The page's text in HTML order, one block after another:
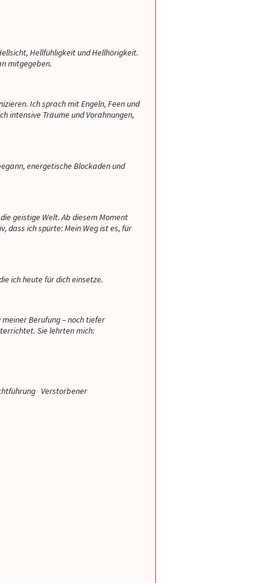
soo gigantisch mit
die Karten. Du hast immer erkannt,
wo ich vorsichtig sein muss und da
Hellfühligkeit und Hellhörigkeit.
mitgegeben.
Ich sprach mit Engeln, Feen und
intensive Träume und Vorahnungen,
energetische Blockaden und
geistige Welt. Ab diesem Moment
dass ich spürte: Mein Weg ist es, für
ich heute für dich einsetze.
Berufung – noch tiefer
Sie lehrten mich:
Verstorbener